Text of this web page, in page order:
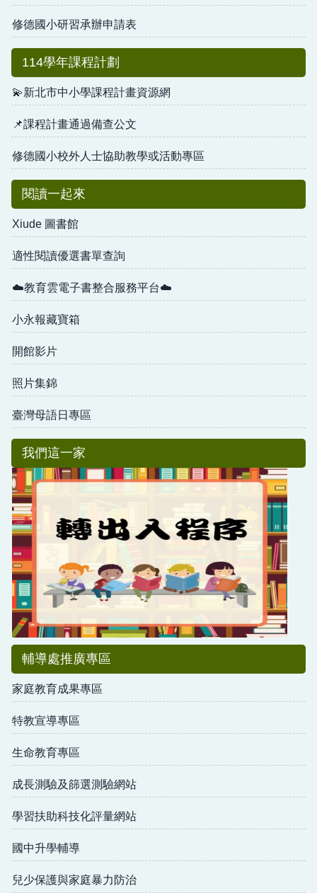
修德國小研習承辦申請表
114學年課程計劃
💫新北市中小學課程計畫資源網
📌課程計畫通過備查公文
修德國小校外人士協助教學或活動專區
閱讀一起來
Xiude 圖書館
適性閱讀優選書單查詢
☁️教育雲電子書整合服務平台☁️
小永報藏寶箱
開館影片
照片集錦
臺灣母語日專區
我們這一家
輔導處推廣專區
家庭教育成果專區
特教宣導專區
生命教育專區
成長測驗及篩選測驗網站
學習扶助科技化評量網站
國中升學輔導
兒少保護與家庭暴力防治